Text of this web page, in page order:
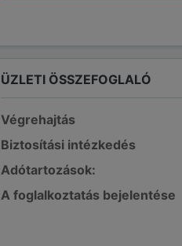
ÜZLETI ÖSSZEFOGLALÓ
Végrehajtás
Biztosítási intézkedés
Adótartozások:
A foglalkoztatás bejelentése